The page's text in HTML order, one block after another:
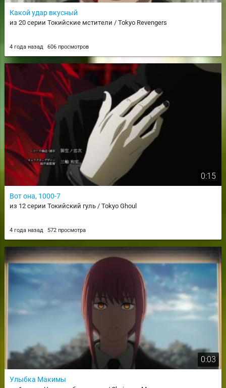
Какой удар вкусный
из 20 серии Токийские мстители / Tokyo Revengers
4 года назад 606 просмотров
0:15
Вот она, 1000-7
из 12 серии Токийский гуль / Tokyo Ghoul
4 года назад 572 просмотра
0:03
Улыбка Макимы